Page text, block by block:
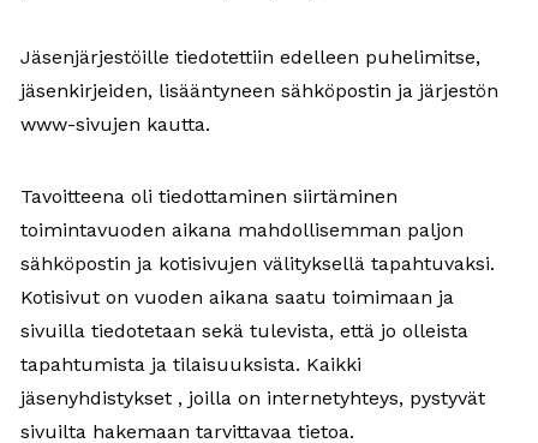
Jäsenjärjestöille tiedotettiin edelleen puhelimitse,
jäsenkirjeiden, lisääntyneen sähköpostin ja järjestön
www-sivujen kautta.
Tavoitteena oli tiedottaminen siirtäminen
toimintavuoden aikana mahdollisemman paljon
sähköpostin ja kotisivujen välityksellä tapahtuvaksi.
Kotisivut on vuoden aikana saatu toimimaan ja
sivuilla tiedotetaan sekä tulevista, että jo olleista
tapahtumista ja tilaisuuksista. Kaikki
jäsenyhdistykset , joilla on internetyhteys, pystyvät
sivuilta hakemaan tarvittavaa tietoa.